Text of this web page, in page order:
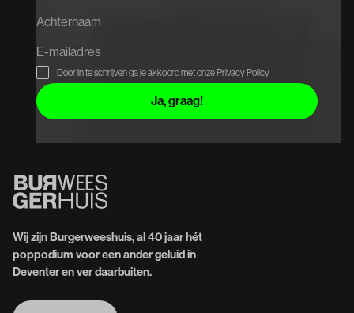
Door in te schrijven ga je akkoord met onzePrivacy Policy
Wij zijn Burgerweeshuis, al 40 jaar hét
poppodium voor een ander geluid in
Deventer en ver daarbuiten.